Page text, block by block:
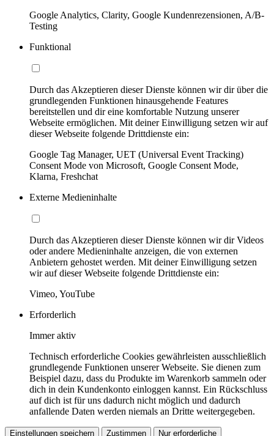
Google Analytics, Clarity, Google Kundenrezensionen, A/B-
Testing
Funktional
Durch das Akzeptieren dieser Dienste können wir dir über die
grundlegenden Funktionen hinausgehende Features
bereitstellen und dir eine komfortable Nutzung unserer
Webseite ermöglichen. Mit deiner Einwilligung setzen wir auf
dieser Webseite folgende Drittdienste ein:
Google Tag Manager, UET (Universal Event Tracking)
Consent Mode von Microsoft, Google Consent Mode,
Klarna, Freshchat
Externe Medieninhalte
Durch das Akzeptieren dieser Dienste können wir dir Videos
oder andere Medieninhalte anzeigen, die von externen
Anbietern gehostet werden. Mit deiner Einwilligung setzen
wir auf dieser Webseite folgende Drittdienste ein:
Vimeo, YouTube
Erforderlich
Immer aktiv
Technisch erforderliche Cookies gewährleisten ausschließlich
grundlegende Funktionen unserer Webseite. Sie dienen zum
Beispiel dazu, dass du Produkte im Warenkorb sammeln oder
dich in dein Kundenkonto einloggen kannst. Ein Rückschluss
auf dich ist für uns dadurch nicht möglich und dadurch
anfallende Daten werden niemals an Dritte weitergegeben.
Einstellungen speichern Zustimmen Nur erforderliche